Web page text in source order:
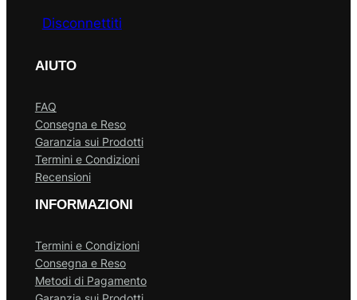
Disconnettiti
AIUTO
FAQ
Consegna e Reso
Garanzia sui Prodotti
Termini e Condizioni
Recensioni
INFORMAZIONI
Termini e Condizioni
Consegna e Reso
Metodi di Pagamento